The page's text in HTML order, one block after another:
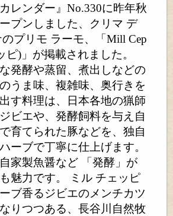
レンダー』No.330に昨年秋
プンしました、クリマ デ
のプリモ ラーモ、「Mill Cep
ピ)」が掲載されました。
発酵や蒸留、煮出しなどの
うま味、複雑味、奥行きを
す料理は、日本各地の猟師
ビエや、発酵飼料を与え自
育てられた豚などを、独自
ーブで丁寧に仕上げます。
家製魚醤など 「発酵」が
魅力です。 ミル チェッピ
ブ香るジビエのメンチカツ
りつつある、長谷川自然牧